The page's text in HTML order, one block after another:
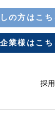
の方はこ
業様はこ
採